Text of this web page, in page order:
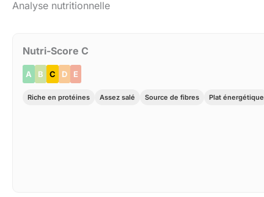
Analyse nutritionnelle
Nutri-Score C
A B C D E
Riche en protéines Assez salé Source de fibres Plat énergétique